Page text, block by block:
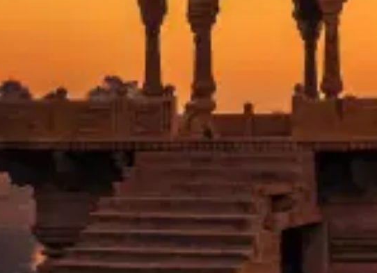
10 mobil uygulama
getirecek ipuçları
cüzdan: TKPAY Cüzdan nedir, nasıl